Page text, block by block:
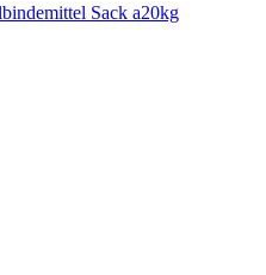
Sack a20kg